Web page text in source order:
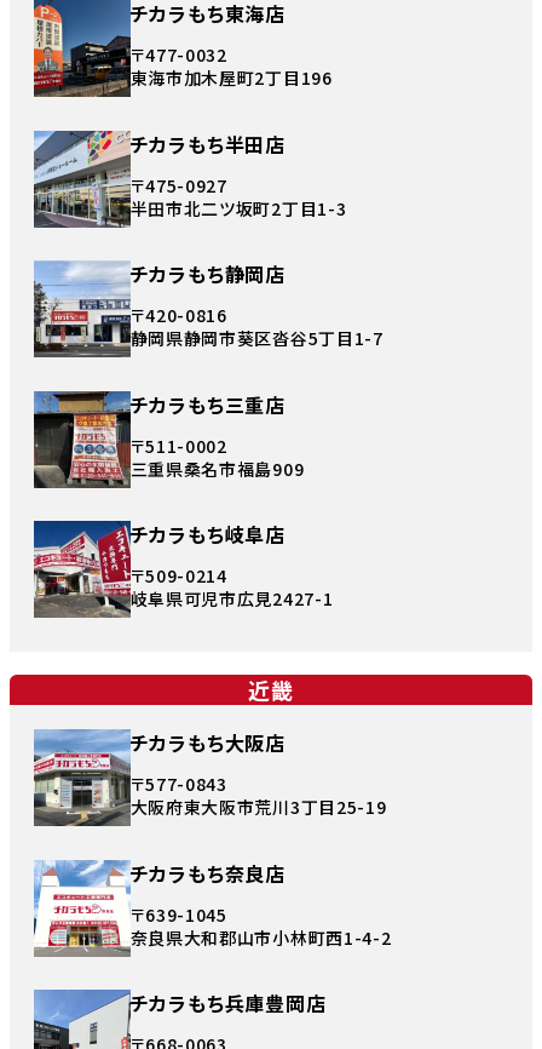
チカラもち東海店
〒477-0032
東海市加木屋町2丁目196
チカラもち半田店
〒475-0927
半田市北二ツ坂町2丁目1-3
チカラもち静岡店
〒420-0816
静岡県静岡市葵区沓谷5丁目1-7
チカラもち三重店
〒511-0002
三重県桑名市福島909
チカラもち岐阜店
〒509-0214
岐阜県可児市広見2427-1
近畿
チカラもち大阪店
〒577-0843
大阪府東大阪市荒川3丁目25-19
チカラもち奈良店
〒639-1045
奈良県大和郡山市小林町西1-4-2
チカラもち兵庫豊岡店